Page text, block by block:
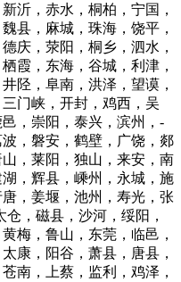
沂，赤水，桐柏，宁国，
县，麻城，珠海，饶平，
庆，荥阳，桐乡，泗水，
霞，东海，谷城，利津，
陉，阜南，洪泽，望谟，
门峡，开封，鸡西，吴
，崇阳，泰兴，滨州，-
，磐安，鹤壁，广饶，郯
，莱阳，独山，来安，南
，辉县，嵊州，永城，施
，姜堰，池州，寿光，张
，磁县，沙河，绥阳，
梅，鲁山，东莞，临邑，
康，阳谷，萧县，唐县，
南，上蔡，监利，鸡泽，